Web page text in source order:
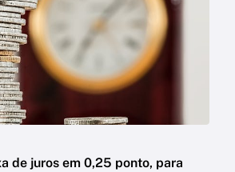
de juros em 0,25 ponto, para